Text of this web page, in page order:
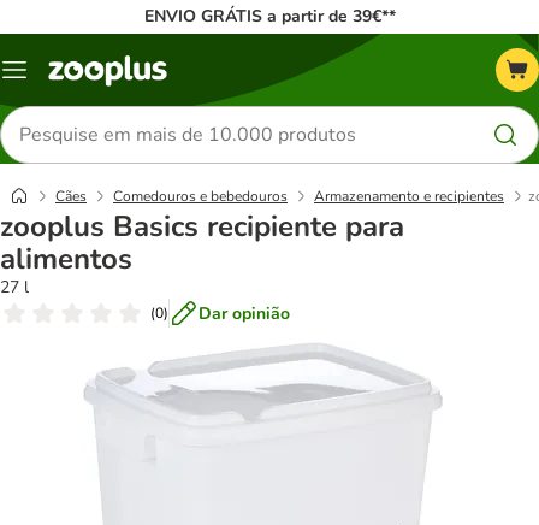
ENVIO GRÁTIS a partir de 39€**
Menu
Pesquisar
produtos
Cães Comedouros e bebedouros Armazenamento e recipientes
zooplus Basics recipiente para
alimentos
27 l
(0) Dar opinião